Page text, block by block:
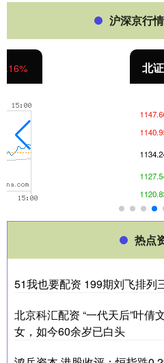
沪深京行
1122.88
热点
51我也要配资 199期刘飞排列
北京科汇配资 “一代天后”叶倩
女，如今60余岁已白头